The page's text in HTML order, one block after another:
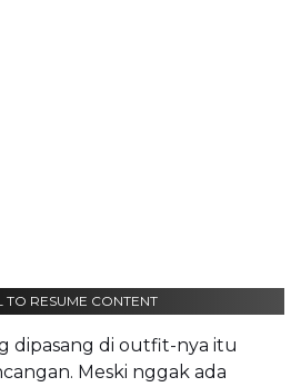
TO RESUME CONTENT
dipasang di outfit-nya itu
Meski nggak ada